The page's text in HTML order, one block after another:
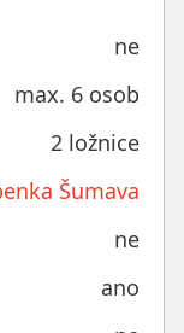
ne
max. 6 osob
2 ložnice
Šumava
ne
ano